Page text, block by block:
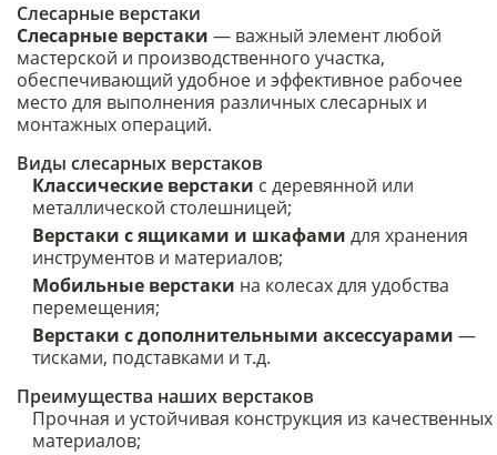
Слесарные верстаки
Слесарные верстаки — важный элемент любой
мастерской и производственного участка,
обеспечивающий удобное и эффективное рабочее
место для выполнения различных слесарных и
монтажных операций.
Виды слесарных верстаков
Классические верстаки с деревянной или
металлической столешницей;
Верстаки с ящиками и шкафами для хранения
инструментов и материалов;
Мобильные верстаки на колесах для удобства
перемещения;
Верстаки с дополнительными аксессуарами —
тисками, подставками и т.д.
Преимущества наших верстаков
Прочная и устойчивая конструкция из качественных
материалов;